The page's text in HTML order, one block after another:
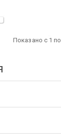
Показано с 1